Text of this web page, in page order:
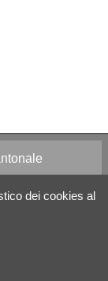
dei cookies al
media